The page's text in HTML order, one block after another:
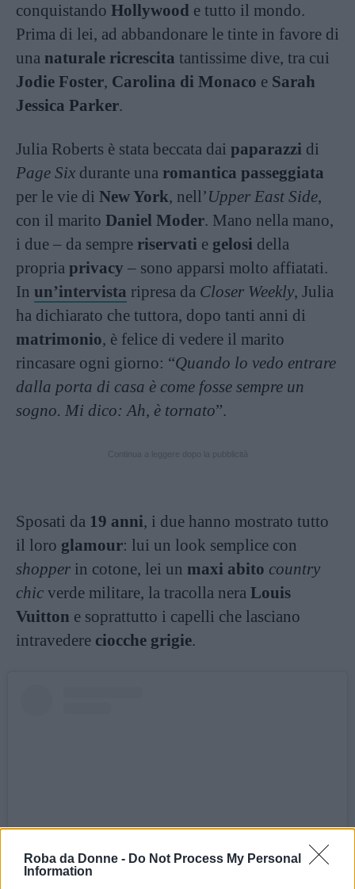
Roba da Donne - Do Not Process My Personal
Information
conquistando Hollywood e tutto il mondo.
Prima di lei, ad abbandonare le tinte in favore di
una naturale ricrescita tantissime dive, tra cui
Jodie Foster, Carolina di Monaco e Sarah
Jessica Parker.
Julia Roberts è stata beccata dai paparazzi di
Page Six durante una romantica passeggiata
per le vie di New York, nell’Upper East Side,
con il marito Daniel Moder. Mano nella mano,
i due – da sempre riservati e gelosi della
propria privacy – sono apparsi molto affiatati.
In un’intervista ripresa da Closer Weekly, Julia
ha dichiarato che tuttora, dopo tanti anni di
matrimonio, è felice di vedere il marito
rincasare ogni giorno: “Quando lo vedo entrare
dalla porta di casa è come fosse sempre un
sogno. Mi dico: Ah, è tornato”.
Sposati da 19 anni, i due hanno mostrato tutto
il loro glamour: lui un look semplice con
shopper in cotone, lei un maxi abito country
chic verde militare, la tracolla nera Louis
Vuitton e soprattutto i capelli che lasciano
intravedere ciocche grigie.